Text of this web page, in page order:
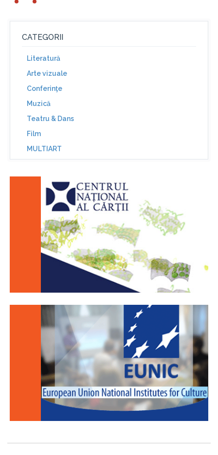
CATEGORII
Literatură
Arte vizuale
Conferinţe
Muzică
Teatru & Dans
Film
MULTIART